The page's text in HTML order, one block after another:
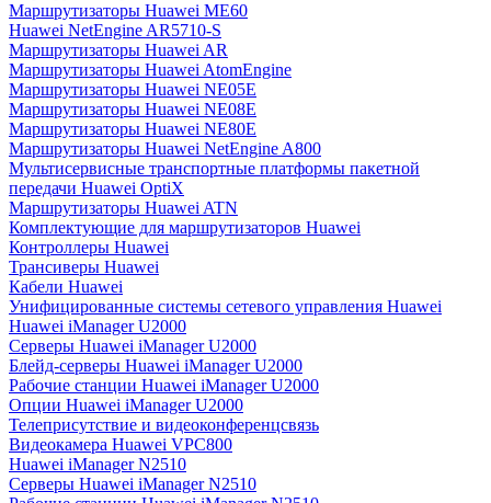
Маршрутизаторы Huawei ME60
Huawei NetEngine AR5710-S
Маршрутизаторы Huawei AR
Маршрутизаторы Huawei AtomEngine
Маршрутизаторы Huawei NE05E
Маршрутизаторы Huawei NE08E
Маршрутизаторы Huawei NE80E
Маршрутизаторы Huawei NetEngine A800
Мультисервисные транспортные платформы пакетной
передачи Huawei OptiX
Маршрутизаторы Huawei ATN
Комплектующие для маршрутизаторов Huawei
Контроллеры Huawei
Трансиверы Huawei
Кабели Huawei
Унифицированные системы сетевого управления Huawei
Huawei iManager U2000
Серверы Huawei iManager U2000
Блейд-серверы Huawei iManager U2000
Рабочие станции Huawei iManager U2000
Опции Huawei iManager U2000
Телеприсутствие и видеоконференцсвязь
Видеокамера Huawei VPC800
Huawei iManager N2510
Серверы Huawei iManager N2510